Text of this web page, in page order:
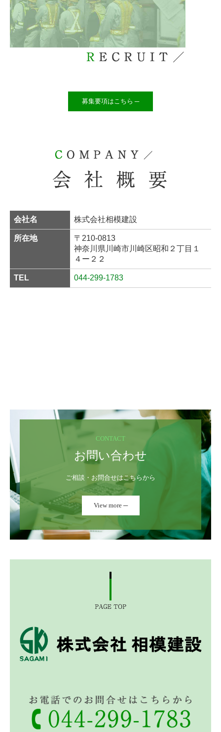
募集要項はこちら ─
会社名 株式会社相模建設
所在地
〒210-0813
神奈川県川崎市川崎区昭和２丁目１
４ー２２
TEL 044-299-1783
CONTACT
お問い合わせ
ご相談・お問合せはこちらから
View more ─